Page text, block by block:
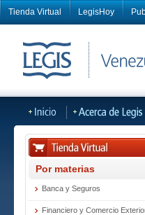
Tienda Virtual LegisHoy
Por materias
Banca y Seguros
Financiero y Comercio